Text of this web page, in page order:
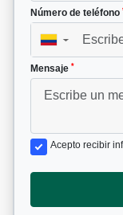
Número de teléfono
▼
Mensaje *
Acepto recibir